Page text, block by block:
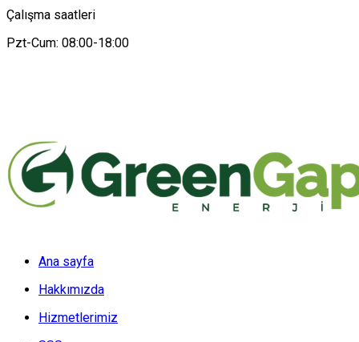
Çalışma saatleri
Pzt-Cum: 08:00-18:00
Ana sayfa
Hakkımızda
Hizmetlerimiz